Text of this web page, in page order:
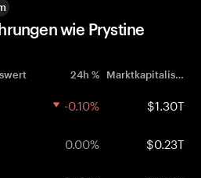
wie Prystine
24h % Marktkapitalisierung
-0.10% $1.30T
0.00% $0.23T